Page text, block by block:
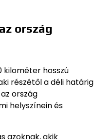
ország
kilométer hosszú
részétől a déli határig
ország
helyszínein és